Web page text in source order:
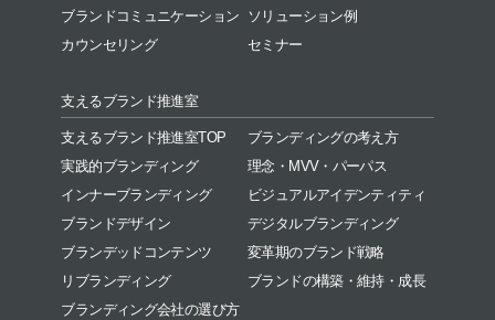
ブランドコミュニケーション
ソリューション例
カウンセリング
セミナー
支えるブランド推進室
支えるブランド推進室TOP
ブランディングの考え方
実践的ブランディング
理念・MVV・パーパス
インナーブランディング
ビジュアルアイデンティティ
ブランドデザイン
デジタルブランディング
ブランデッドコンテンツ
変革期のブランド戦略
リブランディング
ブランドの構築・維持・成長
ブランディング会社の選び方